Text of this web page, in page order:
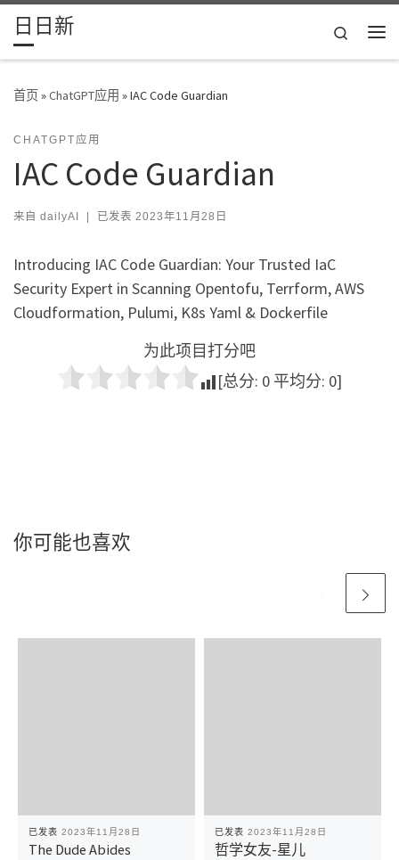
Skip to content
日日新
Search
首页»ChatGPT应用 »IAC Code Guardian
CHATGPT应用
IAC Code Guardian
来自 dailyAI | 已发表 2023年11月28日
Introducing IAC Code Guardian: Your Trusted IaC
Security Expert in Scanning Opentofu, Terrform, AWS
Cloudformation, Pulumi, K8s Yaml & Dockerfile
为此项目打分吧
[总分: 0 平均分: 0]
你可能也喜欢
已发表 2023年11月28日
The Dude Abides
已发表 2023年11月28日
哲学女友-星儿